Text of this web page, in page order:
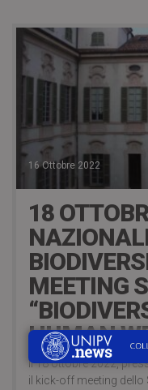
16 Ottobre 2022
18
MEETING
HUMAN
Il 18 ottobre 2022,
il kick-off meeting dello